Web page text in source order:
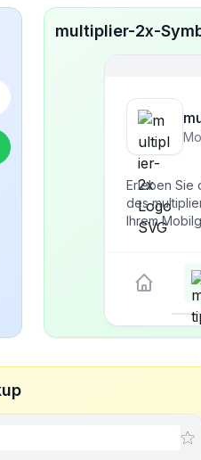
multiplier-2x-
Erleben Sie
des
Ihrem